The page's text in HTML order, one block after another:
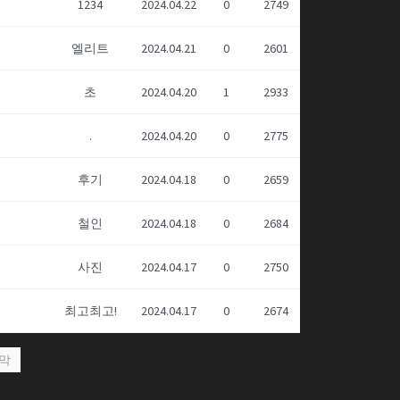
1234 2024.04.22 0 2749
엘리트 2024.04.21 0 2601
초 2024.04.20 1 2933
. 2024.04.20 0 2775
후기 2024.04.18 0 2659
철인 2024.04.18 0 2684
사진 2024.04.17 0 2750
최고최고! 2024.04.17 0 2674